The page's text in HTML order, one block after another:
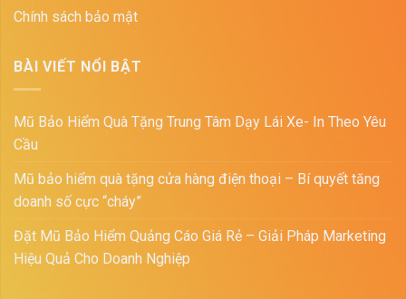
Chính sách bảo mật
BÀI VIẾT NỔI BẬT
Mũ Bảo Hiểm Quà Tặng Trung Tâm Dạy Lái Xe- In Theo Yêu
Cầu
Mũ bảo hiểm quà tặng cửa hàng điện thoại – Bí quyết tăng
doanh số cực “cháy”
Đặt Mũ Bảo Hiểm Quảng Cáo Giá Rẻ – Giải Pháp Marketing
Hiệu Quả Cho Doanh Nghiệp